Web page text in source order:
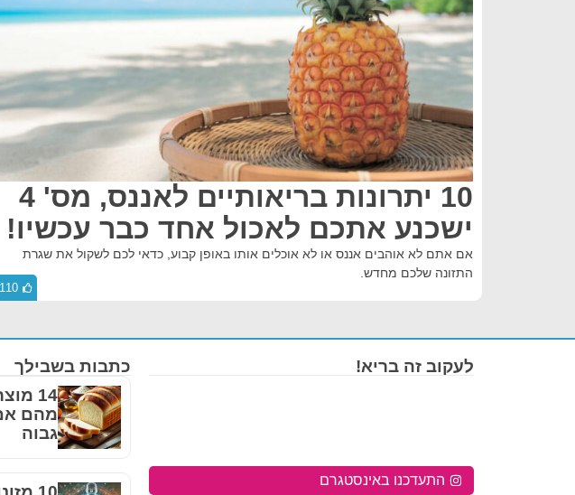
10 יתרונות בריאותיים לאננס, מס' 4
ישכנע אתכם לאכול אחד כבר עכשיו!
אם אתם לא אוהבים אננס או לא אוכלים אותו באופן קבוע, כדאי לכם לשקול את שגרת
התזונה שלכם מחדש.
כתבות בשבילך
14
מהם
גבוה
לעקוב זה בריא!
התעדכנו באינסטגרם